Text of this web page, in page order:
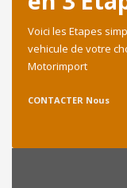
Voici les Etapes
vehicule de votre
Motorimport
CONTACTER Nous